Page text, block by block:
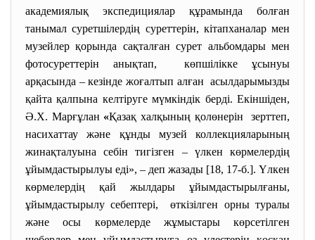
академиялық экспедициялар құрамында болған
танымал суретшілердің суреттерін, кітапханалар мен
музейлер қорында сақталған сурет альбомдары мен
фотосуреттерін анықтап, көпшілікке ұсынуы
арқасында – кезінде жоғалтып алған асылдарымызды
қайта қалпына келтіруге мүмкіндік берді. Екіншіден,
Ә.Х. Марғұлан «Қазақ халқының қолөнерін зерттеп,
насихаттау және құнды музей коллекцияларының
жинақталуына себін тигізген – үлкен көрмелердің
ұйымдастырылуы еді», – деп жазады [18, 17-б.]. Үлкен
көрмелердің қай жылдары ұйымдастырылғаны,
ұйымдастырылу себептері, өткізілген орны туралы
және осы көрмелерде жұмыстары көрсетілген